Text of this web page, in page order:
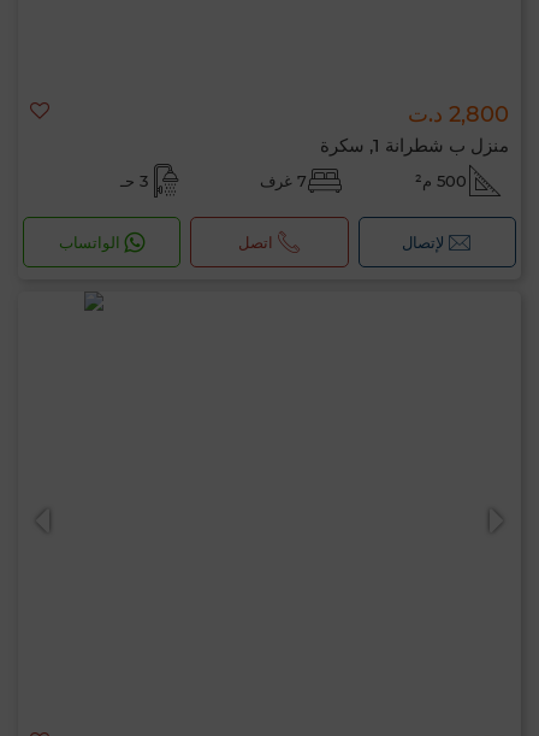
2,800 د.ت
منزل ب شطرانة 1, سكرة
500 م² 7 غرف 3 حـ
لإتصال اتصل الواتساب